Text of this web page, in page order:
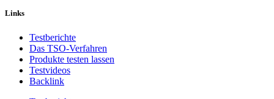
Links
Testberichte
Das TSO-Verfahren
Produkte testen lassen
Testvideos
Backlink